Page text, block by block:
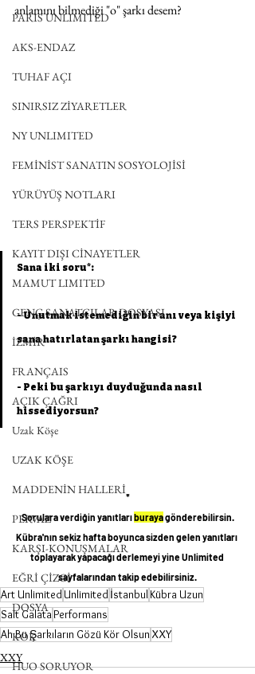
PARIS UNLIMITED
AKS-ENDAZ
TUHAF AÇI
SINIRSIZ ZİYARETLER
NY UNLIMITED
FEMİNİST SANATIN SOSYOLOJİSİ
YÜRÜYÜŞ NOTLARI
TERS PERSPEKTİF
KAYIT DIŞI CİNAYETLER
MAMUT LIMITED
GENÇ SANATÇILAR DOSYASI
İZMİR
FRANÇAIS
AÇIK ÇAĞRI
Uzak Köşe
UZAK KÖŞE
MADDENİN HALLERİ
PERVAZ
KARŞI-KONUŞMALAR
EĞRİ ÇİZGİ
DOSYA
KÖK
HUO SORUYOR
anlamını bilmediği "o" şarkı desem?
Sana iki soru*:
- Unutmak istemediğin bir anı veya kişiyi
sana hatırlatan şarkı hangisi?
- Peki bu şarkıyı duyduğunda nasıl
hissediyorsun?
*
Sorulara verdiğin yanıtları buraya gönderebilirsin.
Kübra'nın sekiz hafta boyunca sizden gelen yanıtları
toplayarak yapacağı derlemeyi yine Unlimited
sayfalarından takip edebilirsiniz.
Art UnlimitedUnlimitedİstanbulKübra Uzun
Salt GalataPerformans
Ah Bu Şarkıların Gözü Kör OlsunXXY
XXY